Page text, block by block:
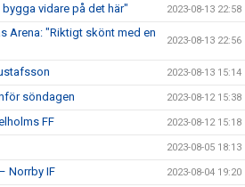
vidare på det här" 2023-08-13 22:58
Arena: "Riktigt skönt med en
2023-08-13 22:56
2023-08-13 15:14
söndagen 2023-08-12 15:38
FF 2023-08-12 15:18
2023-08-05 18:13
Norrby IF 2023-08-04 19:20